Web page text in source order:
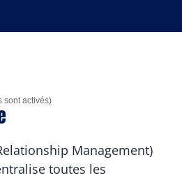
sont activés)
Management)
toutes les